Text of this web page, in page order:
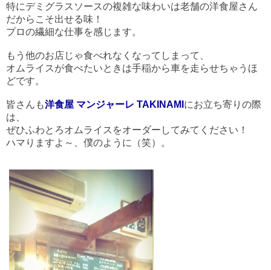
特にデミグラスソースの複雑な味わいは老舗の洋食屋さん
だからこそ出せる味！
プロの繊細な仕事を感じます。
もう他のお店じゃ食べれなくなってしまって、
オムライスが食べたいときは手稲から車を走らせちゃうほ
どです。
皆さんも洋食屋 マンジャーレ TAKINAMI にお立ち寄りの際
は、
ぜひふわとろオムライスをオーダーしてみてください！
ハマりますよ～、僕のように（笑）。